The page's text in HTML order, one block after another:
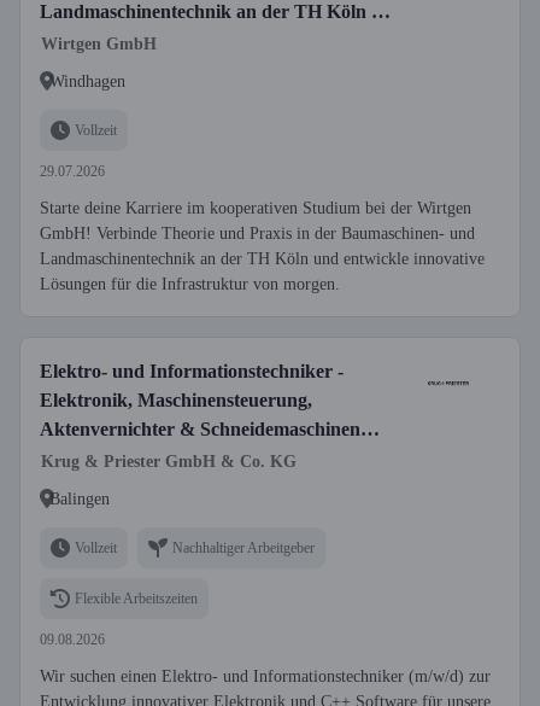
Landmaschinentechnik an der TH Köln -
Bachelor of Engineering
Wirtgen GmbH
Windhagen
Vollzeit
29.07.2026
Starte deine Karriere im kooperativen Studium bei der Wirtgen
GmbH! Verbinde Theorie und Praxis in der Baumaschinen- und
Landmaschinentechnik an der TH Köln und entwickle innovative
Lösungen für die Infrastruktur von morgen.
Elektro- und Informationstechniker -
Elektronik, Maschinensteuerung,
Aktenvernichter & Schneidemaschinen
(m/w/d)
Krug & Priester GmbH & Co. KG
Balingen
Vollzeit Nachhaltiger Arbeitgeber
Flexible Arbeitszeiten
09.08.2026
Wir suchen einen Elektro- und Informationstechniker (m/w/d) zur
Entwicklung innovativer Elektronik und C++ Software für unsere